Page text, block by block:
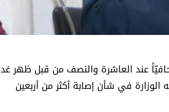
عند العاشرة والنصف من قبل ظهر غد
الوزارة في شأن إصابة أكثر من أربعين